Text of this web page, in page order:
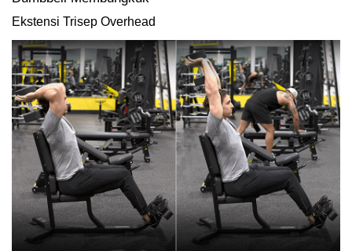
Ekstensi Trisep Overhead